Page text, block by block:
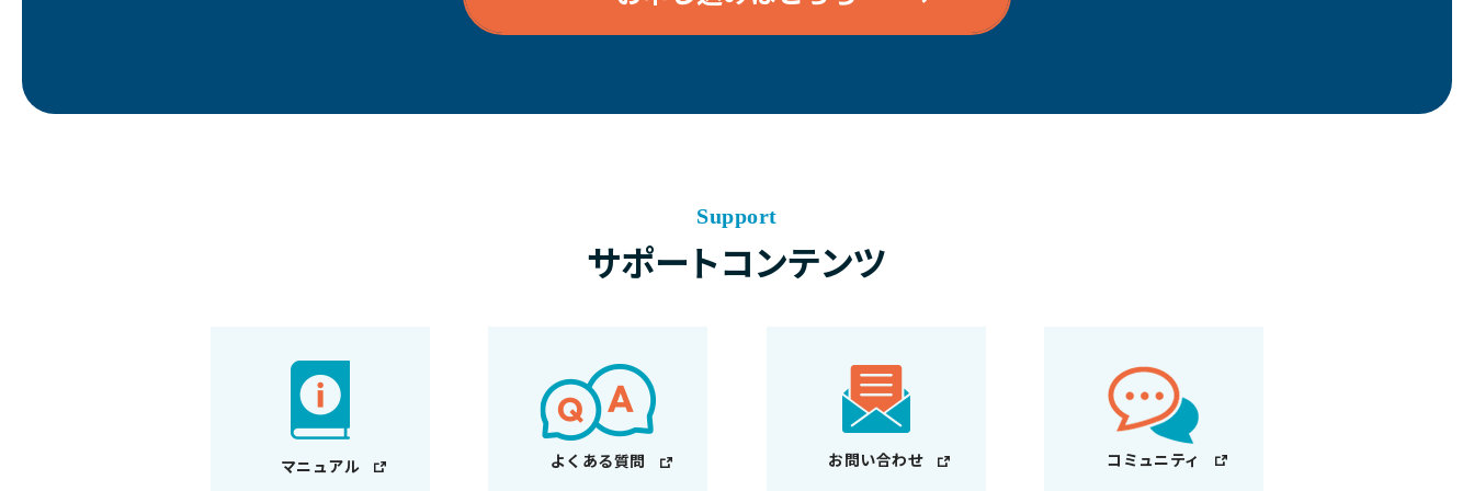
Support
サポートコンテンツ
マニュアル よくある質問 お問い合わせ コミュニティ